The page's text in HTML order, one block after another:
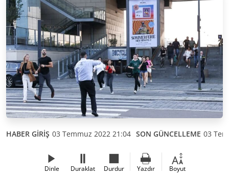
HABER GİRİŞ 03 Temmuz 2022 21:04 SON GÜNCELLEME 03
Dinle Duraklat Durdur Yazdır Boyut